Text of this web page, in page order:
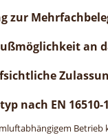
zur
an
nach EN 16510-1
Betrieb